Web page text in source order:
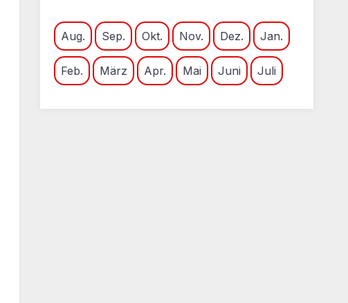
Aug. Sep. Okt. Nov. Dez. Jan.
Feb. März Apr. Mai Juni Juli